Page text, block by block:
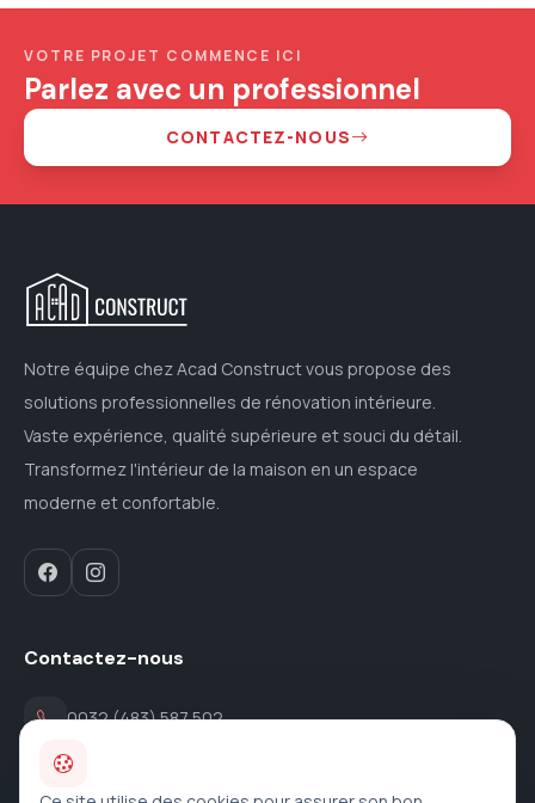
VOTRE PROJET COMMENCE ICI
Parlez avec un professionnel
CONTACTEZ-NOUS
Notre équipe chez Acad Construct vous propose des
solutions professionnelles de rénovation intérieure.
Vaste expérience, qualité supérieure et souci du détail.
Transformez l'intérieur de la maison en un espace
moderne et confortable.
Contactez-nous
0032 (483) 587 502
contact@acad-construct.be